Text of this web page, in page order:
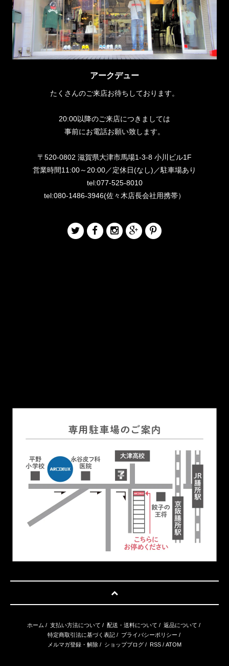
アークデュー
たくさんのご来店お待ちしております。
20:00以降のご来店につきましては
事前にお電話お願い致します。
〒520-0802 滋賀県大津市馬場1-3-8 小川ビル1F
営業時間11:00～20:00／定休日(なし)／駐車場あり
tel:077-525-8010
tel:080-1486-3946(佐々木店長会社用携帯）
ホーム / 支払い方法について / 配送・送料について / 返品について /
特定商取引法に基づく表記/ プライバシーポリシー /
メルマガ登録・解除 / ショップブログ / RSS / ATOM